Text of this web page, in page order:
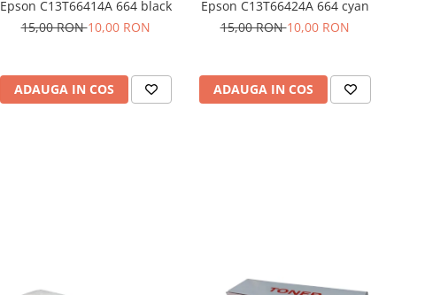
Epson C13T66414A 664 black
15,00 RON10,00 RON
ADAUGA IN COS
Epson C13T66424A 664 cyan
15,00 RON10,00 RON
ADAUGA IN COS